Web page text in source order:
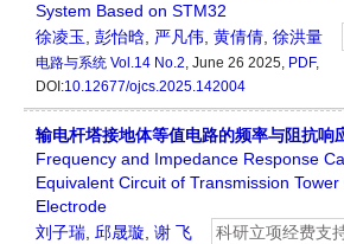
System Based on STM32
徐凌玉, 彭怡晗, 严凡伟, 黄倩倩, 徐洪量
电路与系统 Vol.14 No.2, June 26 2025, PDF,
DOI:10.12677/ojcs.2025.142004
输电杆塔接地体等值电路的频率与阻抗响
Frequency and Impedance Response
Equivalent Circuit of Transmission
Electrode
刘子瑞, 邱晟璇, 谢 飞 科研立项经费支